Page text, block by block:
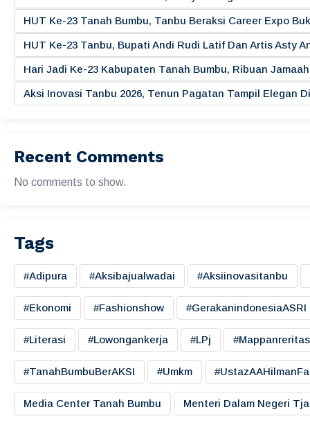
HUT Ke-23 Tanah Bumbu, Tanbu Beraksi Career Expo
HUT Ke-23 Tanbu, Bupati Andi Rudi Latif Dan Artis Asty
Hari Jadi Ke-23 Kabupaten Tanah Bumbu, Ribuan
Aksi Inovasi Tanbu 2026, Tenun Pagatan Tampil Elegan
Recent Comments
No comments to show.
Tags
#adipura #aksibajualwadai #aksiinovasitanbu
#ekonomi #fashionshow #gerakanindonesiaASRI
#literasi #lowongankerja #LPj
#TanahBumbuBerAKSI #umkm
Media Center Tanah Bumbu Menteri Dalam Negeri